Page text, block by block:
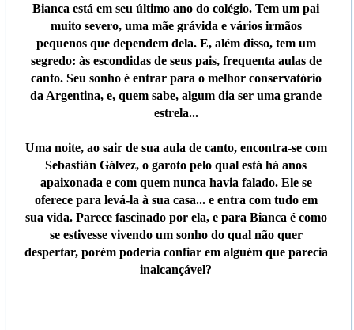
Bianca está em seu último ano do colégio. Tem um pai
muito severo, uma mãe grávida e vários irmãos
pequenos que dependem dela. E, além disso, tem um
segredo: às escondidas de seus pais, frequenta aulas de
canto. Seu sonho é entrar para o melhor conservatório
da Argentina, e, quem sabe, algum dia ser uma grande
estrela...
Uma noite, ao sair de sua aula de canto, encontra-se com
Sebastián Gálvez, o garoto pelo qual está há anos
apaixonada e com quem nunca havia falado. Ele se
oferece para levá-la à sua casa... e entra com tudo em
sua vida. Parece fascinado por ela, e para Bianca é como
se estivesse vivendo um sonho do qual não quer
despertar, porém poderia confiar em alguém que parecia
inalcançável?